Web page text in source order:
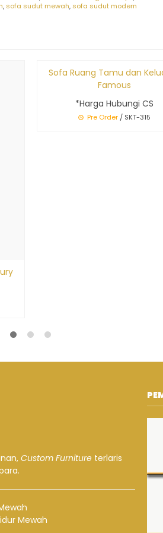
, sofa sudut mewah, sofa sudut modern
Sofa Ruang Tamu dan
Famous
*Harga Hubungi CS
Pre Order / SKT-315
Custom Furniture terlaris
Mewah